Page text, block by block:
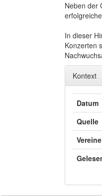
Neben der
In dieser
Konzerten
Kontext
Datum
Quelle
Vereine